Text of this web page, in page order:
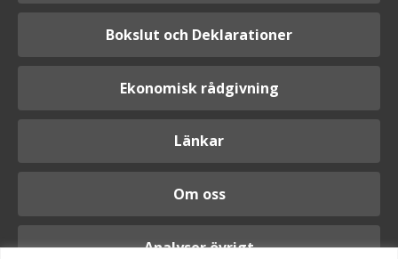
Bokslut och Deklarationer
Ekonomisk rådgivning
Länkar
Om oss
Analyser övrigt